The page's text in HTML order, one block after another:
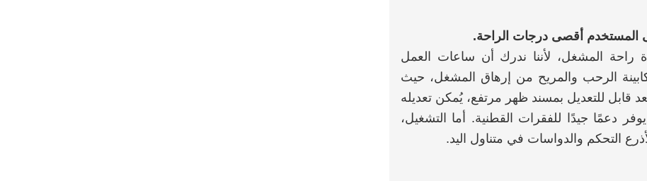
35 طنًا مع مراعاة راحة المشغل، لأننا ندرك أن ساعات العمل
الرحب والمريح من إرهاق المشغل، حيث
قابل للتعديل بمسند ظهر مرتفع، يُمكن تعديله
دعمًا جيدًا للفقرات القطنية. أما التشغيل،
التحكم والدواسات في متناول اليد.